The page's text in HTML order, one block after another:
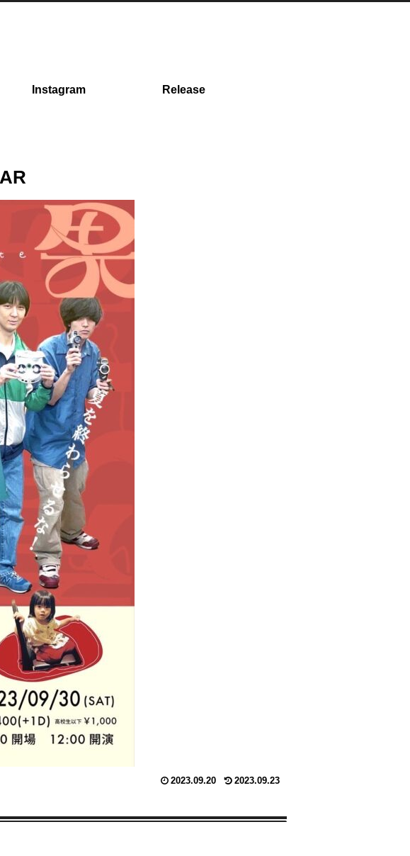
Instagram Release
2023.09.20 2023.09.23